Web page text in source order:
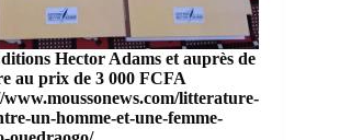
Hector Adams et auprès de
au prix de 3 000 FCFA
litterature-
un-homme-et-une-femme-